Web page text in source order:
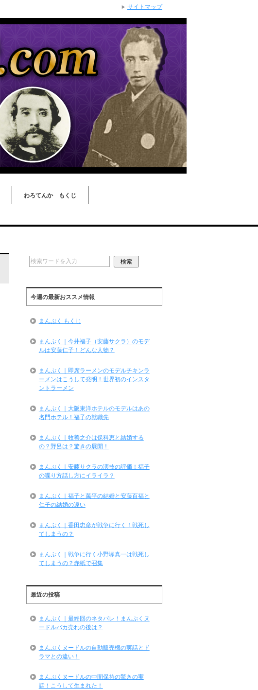
わろてんか もくじ
今週の最新おススメ情報
まんぷく もくじ
まんぷく｜今井福子（安藤サクラ）のモデ
ルは安藤仁子！どんな人物？
まんぷく｜即席ラーメンのモデルチキンラ
ーメンはこうして発明！世界初のインスタ
ントラーメン
まんぷく｜大阪東洋ホテルのモデルはあの
名門ホテル！福子の就職先
まんぷく｜牧善之介は保科恵と結婚する
の？野呂は？驚きの展開！
まんぷく｜安藤サクラの演技の評価！福子
の喋り方話し方にイライラ？
まんぷく｜福子と萬平の結婚と安藤百福と
仁子の結婚の違い
まんぷく｜香田忠彦が戦争に行く！戦死し
てしまうの？
まんぷく｜戦争に行く小野塚真一は戦死し
てしまうの？赤紙で召集
最近の投稿
まんぷく｜最終回のネタバレ！まんぷくヌ
ードルバカ売れの後は？
まんぷくヌードルの自動販売機の実話とド
ラマとの違い！
まんぷくヌードルの中間保持の驚きの実
話！こうして生まれた！
サイトマップ